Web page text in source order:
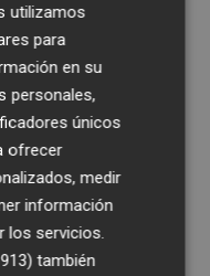
y una
socialistas.
del poder
debes confiar
somos un
utilizamos
para
en su
personales,
únicos
ofrecer
medir
información
los servicios.
también